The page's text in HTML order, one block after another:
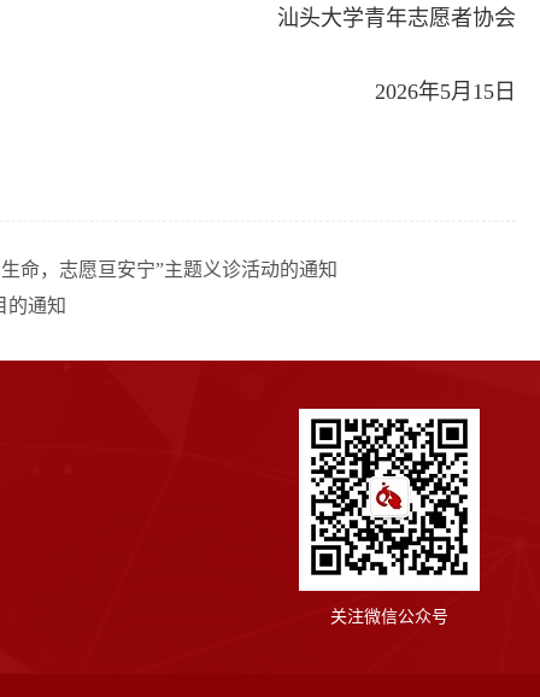
汕头大学青年志愿者协会
2026年5月15日
命，志愿亘安宁”主题义诊活动的通知
的通知
关注微信公众号